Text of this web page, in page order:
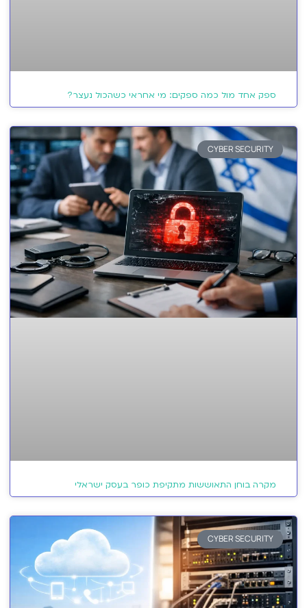
ספק אחד מול כמה ספקים: מי אחראי כשהכול נעצר?
CYBER SECURITY
מקרה בוחן התאוששות מתקיפת כופר בעסק ישראלי
CYBER SECURITY